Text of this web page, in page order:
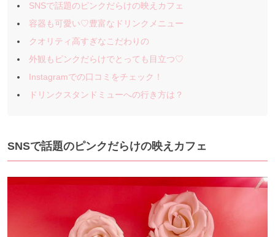
SNSで話題のピンクだらけの映えカフェ
容器も可愛い♡豊富なドリンクメニュー
クオリティ高すぎなこだわりの
外観もピンクだらけでとっても目立つ♡
Instagramでの口コミをチェック！
ドリンクスタンドミューへの行き方は？
SNSで話題のピンクだらけの映えカフェ